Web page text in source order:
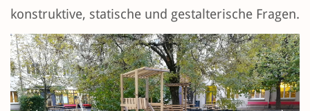
konstruktive, statische und gestalterische Fragen.
Previous Next